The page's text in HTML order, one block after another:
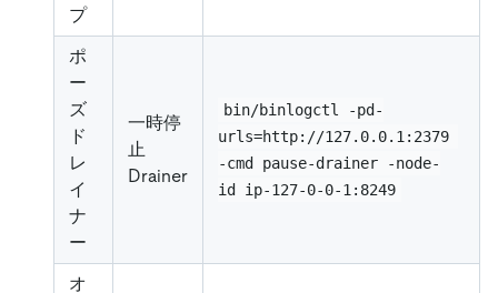
プ
ポ
ー
ズ
ド
レ
イ
ナ
ー
一時停
止
Drainer
bin/binlogctl -pd-
urls=http://127.0.0.1:2379
-cmd pause-drainer -node-
id ip-127-0-0-1:8249
オ